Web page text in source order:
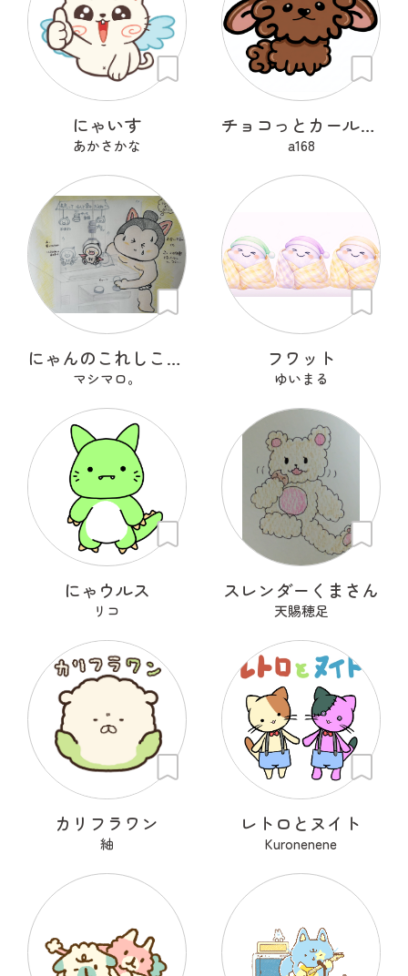
にゃいす
あかさかな
チョコっとカールちゃん
a168
にゃんのこれしこ ある日の夢 Ｎo.1
マシマロ。
フワット
ゆいまる
にゃウルス
リコ
スレンダーくまさん
天賜穂足
カリフラワン
紬
レトロとヌイト
Kuronenene